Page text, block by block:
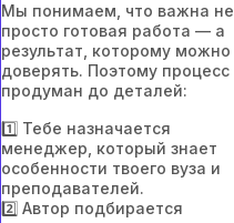
Мы понимаем, что важна не
просто готовая работа — а
результат, которому можно
доверять. Поэтому процесс
продуман до деталей:
1️⃣ Тебе назначается
менеджер, который знает
особенности твоего вуза и
преподавателей.
2️⃣ Автор подбирается